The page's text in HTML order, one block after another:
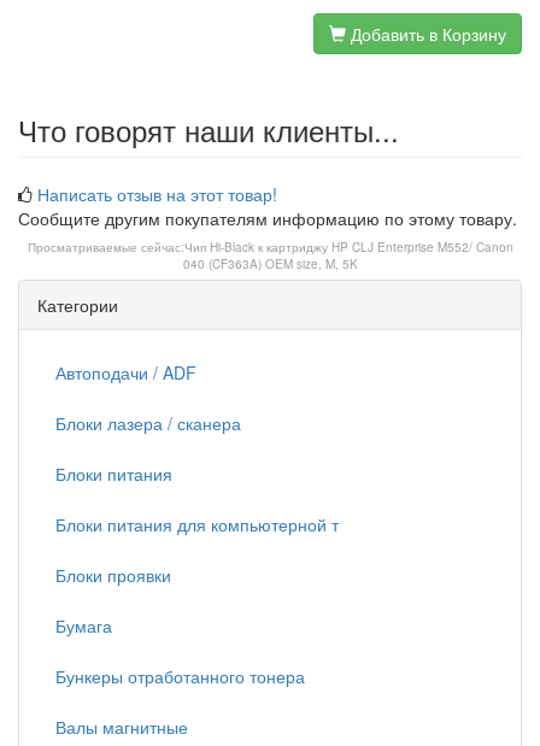
Добавить в Корзину
Что говорят наши клиенты...
Написать отзыв на этот товар!
Сообщите другим покупателям информацию по этому товару.
Просматриваемые сейчас:Чип Hi-Black к картриджу HP CLJ Enterprise M552/ Canon
040 (CF363A) OEM size, M, 5K
Категории
Автоподачи / ADF
Блоки лазера / сканера
Блоки питания
Блоки питания для компьютерной т
Блоки проявки
Бумага
Бункеры отработанного тонера
Валы магнитные